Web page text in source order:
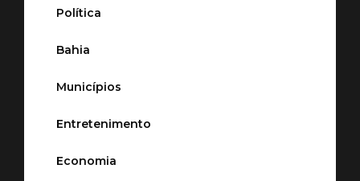
Política
Bahia
Municípios
Entretenimento
Economia